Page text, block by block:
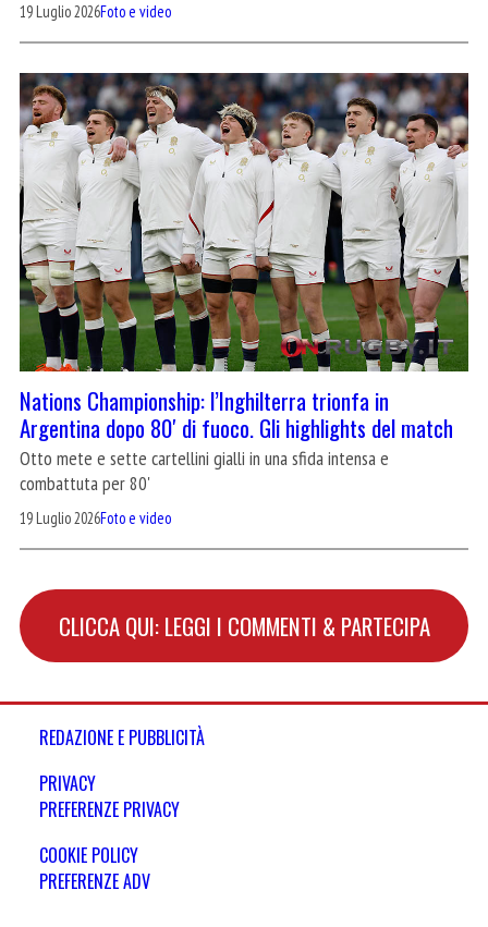
19 Luglio 2026Foto e video
Nations Championship: l’Inghilterra trionfa in
Argentina dopo 80′ di fuoco. Gli highlights del match
Otto mete e sette cartellini gialli in una sfida intensa e
combattuta per 80'
19 Luglio 2026Foto e video
CLICCA QUI: LEGGI I COMMENTI & PARTECIPA
REDAZIONE E PUBBLICITÀ
PRIVACY
PREFERENZE PRIVACY
COOKIE POLICY
PREFERENZE ADV